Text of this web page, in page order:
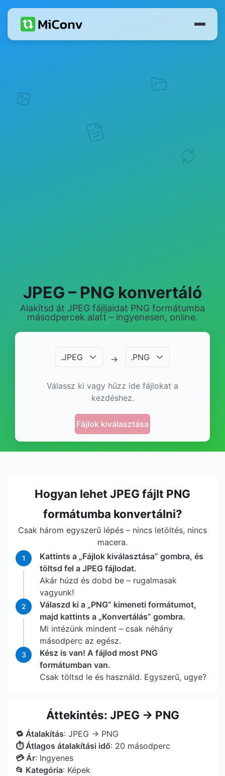
JPEG – PNG konvertáló
Alakítsd át JPEG fájljaidat PNG formátumba
másodpercek alatt – ingyenesen, online.
.JPEG → .PNG
Válassz ki vagy húzz ide fájlokat a
kezdéshez.
Fájlok kiválasztása
Hogyan lehet JPEG fájlt PNG
formátumba konvertálni?
Csak három egyszerű lépés – nincs letöltés, nincs
macera.
1
Kattints a „Fájlok kiválasztása” gombra, és
töltsd fel a JPEG fájlodat.
Akár húzd és dobd be – rugalmasak
vagyunk!
2
Válaszd ki a „PNG” kimeneti formátumot,
majd kattints a „Konvertálás” gombra.
Mi intézünk mindent – csak néhány
másodperc az egész.
3
Kész is van! A fájlod most PNG
formátumban van.
Csak töltsd le és használd. Egyszerű, ugye?
Áttekintés: JPEG → PNG
🔁 Átalakítás: JPEG → PNG
⏱ Átlagos átalakítási idő: 20 másodperc
💳 Ár: Ingyenes
📂 Kategória: Képek